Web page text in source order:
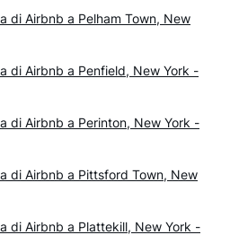
di Airbnb a Pelham Town, New
di Airbnb a Penfield, New York -
di Airbnb a Perinton, New York -
di Airbnb a Pittsford Town, New
di Airbnb a Plattekill, New York -